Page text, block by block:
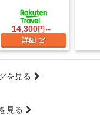
14,300円～
詳細
を見る
見る